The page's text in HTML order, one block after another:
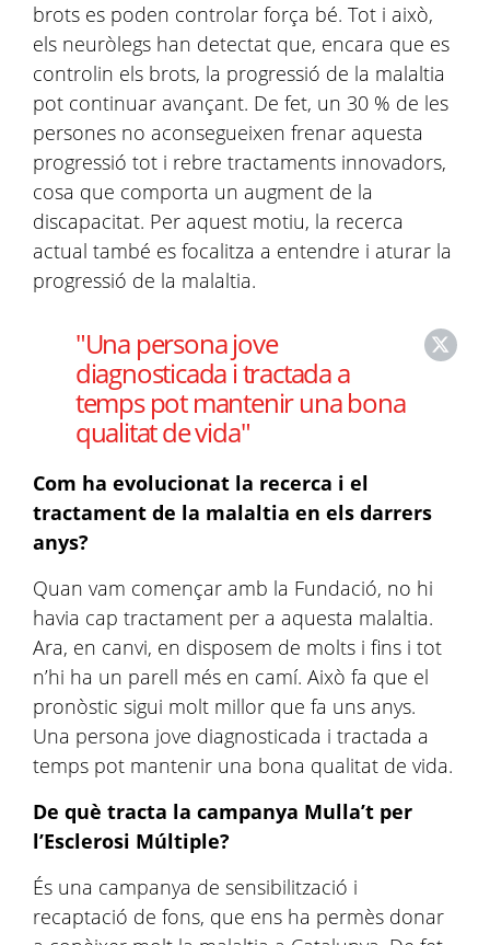
brots es poden controlar força bé. Tot i això,
els neuròlegs han detectat que, encara que es
controlin els brots, la progressió de la malaltia
pot continuar avançant. De fet, un 30 % de les
persones no aconsegueixen frenar aquesta
progressió tot i rebre tractaments innovadors,
cosa que comporta un augment de la
discapacitat. Per aquest motiu, la recerca
actual també es focalitza a entendre i aturar la
progressió de la malaltia.
"Una persona jove
diagnosticada i tractada a
temps pot mantenir una bona
qualitat de vida"
Com ha evolucionat la recerca i el
tractament de la malaltia en els darrers
anys?
Quan vam començar amb la Fundació, no hi
havia cap tractament per a aquesta malaltia.
Ara, en canvi, en disposem de molts i fins i tot
n’hi ha un parell més en camí. Això fa que el
pronòstic sigui molt millor que fa uns anys.
Una persona jove diagnosticada i tractada a
temps pot mantenir una bona qualitat de vida.
De què tracta la campanya Mulla’t per
l’Esclerosi Múltiple?
És una campanya de sensibilització i
recaptació de fons, que ens ha permès donar